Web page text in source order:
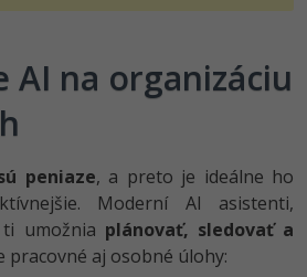
AI na organizáciu
peniaze, a preto je ideálne ho
Moderní AI asistenti,
umožnia plánovať, sledovať a
pracovné aj osobné úlohy: